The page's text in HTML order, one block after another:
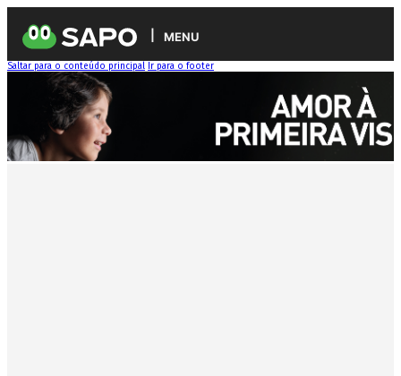
MENU
Saltar para o conteúdo principal Ir para o footer